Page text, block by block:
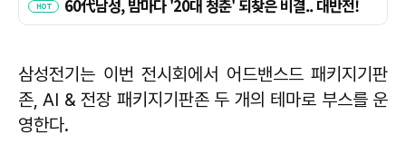
삼성전기는 이번 전시회에서 어드밴스드 패키지기판
존, AI & 전장 패키지기판존 두 개의 테마로 부스를 운
영한다.